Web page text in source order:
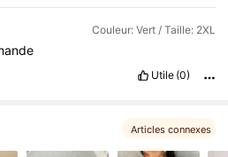
Couleur: Vert / Taille: 2XL
Utile (0)
Articles connexes